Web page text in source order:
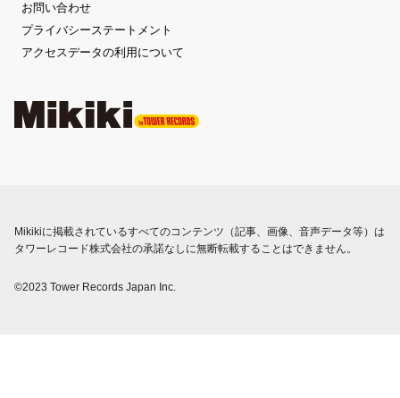
お問い合わせ
プライバシーステートメント
アクセスデータの利用について
Mikikiに掲載されているすべてのコンテンツ（記事、画像、音声データ等）は
タワーレコード株式会社の承諾なしに無断転載することはできません。
©2023 Tower Records Japan Inc.